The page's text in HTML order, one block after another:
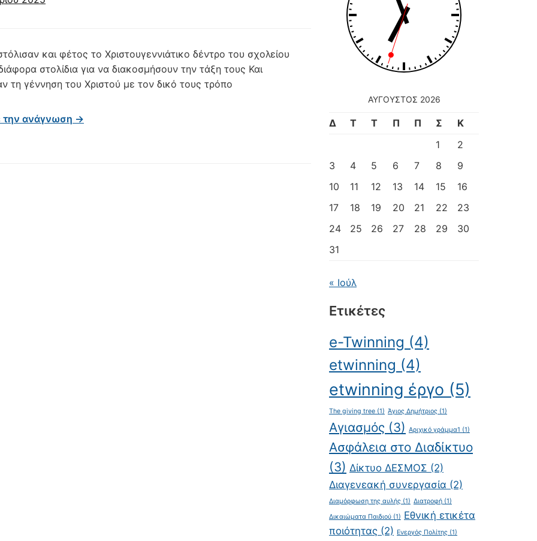
και φέτος το Χριστουγεννιάτικο δέντρο του σχολείου
στολίδια για να διακοσμήσουν την τάξη τους Και
τη γέννηση του Χριστού με τον δικό τους τρόπο
την ανάγνωση →
ΑΎΓΟΥΣΤΟΣ 2026
Δ Τ Τ Π Π Σ
Κ
1
2
3
4 5 6 7 8
9
10
11 12 13 14 15
16
17
18 19 20 21 22
23
24
25 26 27 28 29
30
31
« Ιούλ
Ετικέτες
e-Twinning (4)
etwinning (4)
etwinning έργο (5)
The giving tree (1) Άγιος Δημήτριος (1)
Αγιασμός (3) Αριχικό γράμμα1 (1)
Ασφάλεια στο Διαδίκτυο
(3) Δίκτυο ΔΕΣΜΟΣ (2)
Διαγενεακή συνεργασία (2)
Διαμόρφωση της αυλής (1) Διατροφή (1)
Δικαιώματα Παιδιού (1) Εθνική ετικέτα
ποιότητας (2) Ενεργός Πολίτης (1)